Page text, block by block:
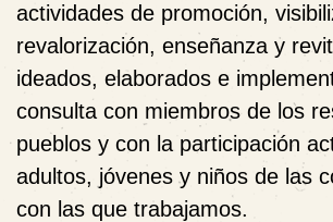
actividades de promoción,
revalorización, enseñanza y
ideados, elaborados e
consulta con miembros de los
pueblos y con la participación
adultos, jóvenes y niños de las
con las que trabajamos.